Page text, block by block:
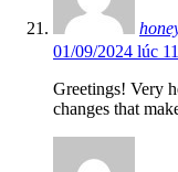
01/09/2024 lúc
Greetings! Very
changes that